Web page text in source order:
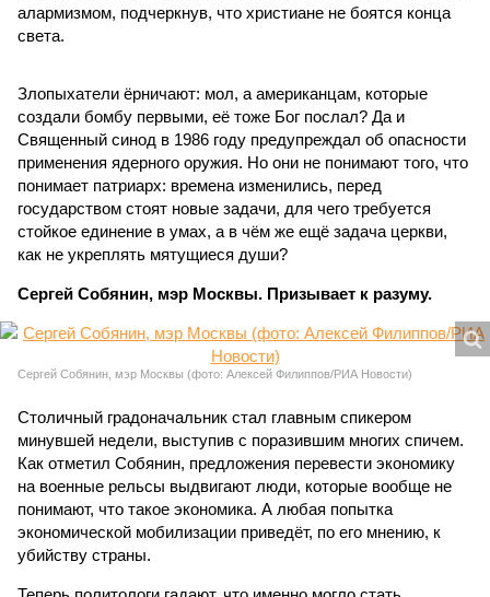
алармизмом, подчеркнув, что христиане не боятся конца
света.
Злопыхатели ёрничают: мол, а американцам, которые
создали бомбу первыми, её тоже Бог послал? Да и
Священный синод в 1986 году предупреждал об опасности
применения ядерного оружия. Но они не понимают того, что
понимает патриарх: времена изменились, перед
государством стоят новые задачи, для чего требуется
стойкое единение в умах, а в чём же ещё задача церкви,
как не укреплять мятущиеся души?
Сергей Собянин, мэр Москвы. Призывает к разуму.
Сергей Собянин, мэр Москвы (фото: Алексей Филиппов/РИА Новости)
Столичный градоначальник стал главным спикером
минувшей недели, выступив с поразившим многих спичем.
Как отметил Собянин, предложения перевести экономику
на военные рельсы выдвигают люди, которые вообще не
понимают, что такое экономика. А любая попытка
экономической мобилизации приведёт, по его мнению, к
убийству страны.